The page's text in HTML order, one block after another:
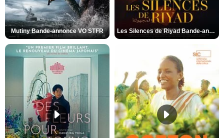
Mutiny Bande-annonce VO STFR Les Silences de Riyad Bande-annonce VO STFR